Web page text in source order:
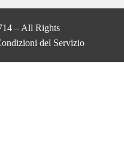
– All Rights
del Servizio